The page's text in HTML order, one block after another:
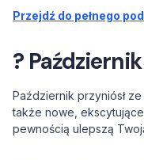
Przejdź do pełnego
? Październik
Październik przyniósł
także nowe,
pewnością ulepszą